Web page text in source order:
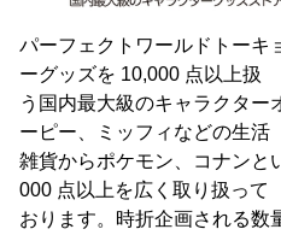
パーフェクトワールドトーキ
ーグッズを 10,000 点以上扱
う国内最大級のキャラクター
ーピー、ミッフィなどの生活
雑貨からポケモン、コナンと
000 点以上を広く取り扱って
おります。時折企画される数